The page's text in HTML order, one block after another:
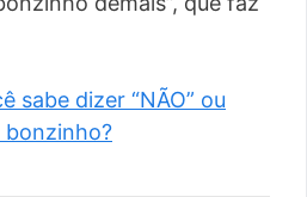
sabe dizer “NÃO” ou
bonzinho?